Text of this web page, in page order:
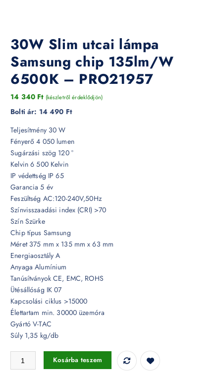
30W Slim utcai lámpa
Samsung chip 135lm/W
6500K – PRO21957
14 340 Ft (készletről érdeklődjön)
Bolti ár: 14 490 Ft
Teljesítmény 30 W
Fényerő 4 050 lumen
Sugárzási szög 120 °
Kelvin 6 500 Kelvin
IP védettség IP 65
Garancia 5 év
Feszültség AC:120-240V,50Hz
Színvisszaadási index (CRI) >70
Szín Szürke
Chip típus Samsung
Méret 375 mm x 135 mm x 63 mm
Energiaosztály A
Anyaga Alumínium
Tanúsítványok CE, EMC, ROHS
Ütésállóság IK 07
Kapcsolási ciklus >15000
Élettartam min. 30000 üzemóra
Gyártó V-TAC
Súly 1,35 kg/db
30W Slim utcai lámpa Samsung chip 135lm/W 6500K - PRO21957
Kosárba teszem